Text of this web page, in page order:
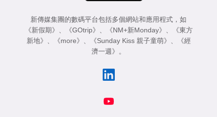
新傳媒集團的數碼平台包括多個網站和應用程式，如
《新假期》 、 《GOtrip》 、 《NM+新Monday》 、
《東方
新地》 、 《more》 、 《Sunday Kiss 親子童萌》 、
《經
濟一週》 。